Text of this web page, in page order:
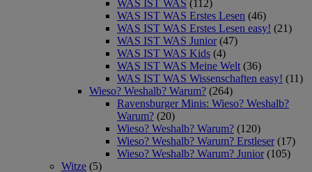
WAS IST WAS (112)
WAS IST WAS Erstes Lesen (46)
WAS IST WAS Erstes Lesen easy! (21)
WAS IST WAS Junior (47)
WAS IST WAS Kids (4)
WAS IST WAS Meine Welt (36)
WAS IST WAS Wissenschaften easy! (11)
Wieso? Weshalb? Warum? (264)
Ravensburger Minis: Wieso? Weshalb?
Warum? (20)
Wieso? Weshalb? Warum? (120)
Wieso? Weshalb? Warum? Erstleser (17)
Wieso? Weshalb? Warum? Junior (105)
Witze (5)